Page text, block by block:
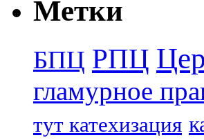
Метки
БПЦ РПЦ
гламурное
тут катехизация